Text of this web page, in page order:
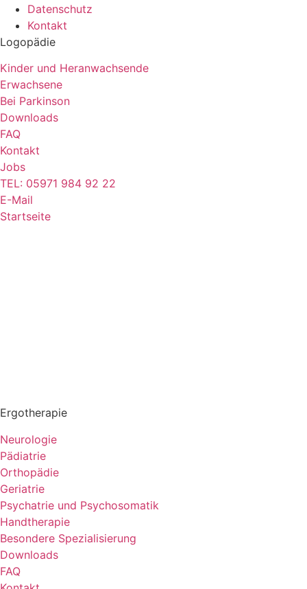
Datenschutz
Kontakt
Logopädie
Kinder und Heranwachsende
Erwachsene
Bei Parkinson
Downloads
FAQ
Kontakt
Jobs
TEL: 05971 984 92 22
E-Mail
Startseite
Ergotherapie
Neurologie
Pädiatrie
Orthopädie
Geriatrie
Psychatrie und Psychosomatik
Handtherapie
Besondere Spezialisierung
Downloads
FAQ